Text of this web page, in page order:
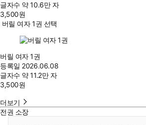
글자수 약 10.6만 자
3,500원
버릴 여자 1권 선택
버릴 여자 1권
등록일 2026.06.08
글자수 약 11.2만 자
3,500원
더보기
전권 소장